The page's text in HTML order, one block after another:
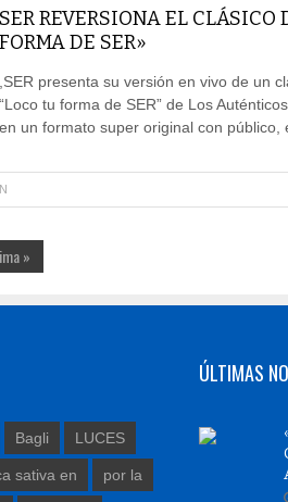
SER REVERSIONA EL
FORMA DE SER»
,SER presenta su versión en vivo de un
“Loco tu forma de SER” de Los
en un formato super original con público,
»
Bagli LUCES
sativa en por la
ÚLTIMAS